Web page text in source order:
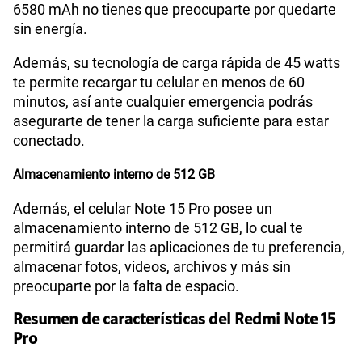
6580 mAh no tienes que preocuparte por quedarte
sin energía.
Además, su tecnología de carga rápida de 45 watts
te permite recargar tu celular en menos de 60
minutos, así ante cualquier emergencia podrás
asegurarte de tener la carga suficiente para estar
conectado.
Almacenamiento interno de 512 GB
Además, el celular Note 15 Pro posee un
almacenamiento interno de 512 GB, lo cual te
permitirá guardar las aplicaciones de tu preferencia,
almacenar fotos, videos, archivos y más sin
preocuparte por la falta de espacio.
Resumen de características del Redmi Note 15
Pro